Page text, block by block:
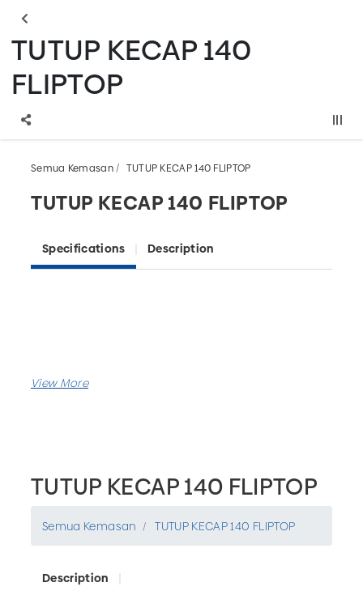
TUTUP KECAP 140
FLIPTOP
Semua Kemasan TUTUP KECAP 140 FLIPTOP
TUTUP KECAP 140 FLIPTOP
Specifications Description
TUTUP KECAP 140 FLIPTOP
Semua Kemasan TUTUP KECAP 140 FLIPTOP
Description